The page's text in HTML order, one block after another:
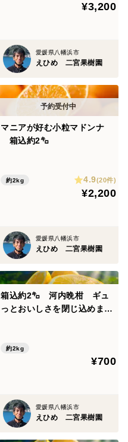
¥3,200
愛媛県八幡浜市
えひめ 二宮果樹園
マニアが好む小粒マドンナ
箱込約2㌔
約2kg 4.9(20件)
¥2,200
愛媛県八幡浜市
えひめ 二宮果樹園
箱込約2㌔ 河内晩柑 ギュ
っとおいしさを閉じ込めまし
ませんか？
約2kg
¥700
愛媛県八幡浜市
えひめ 二宮果樹園